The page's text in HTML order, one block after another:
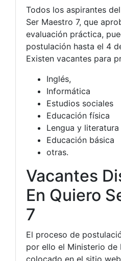
Todos los aspirantes
Ser Maestro 7, que
evaluación práctica,
postulación hasta el 4
Existen vacantes para
Inglés,
Informática
Estudios sociales
Educación física
Lengua y literatura
Educación básica
otras.
Vacantes
En Quiero
7
El proceso de
por ello el Ministerio de
colocado en el sitio